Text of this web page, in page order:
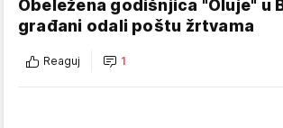
Obeležena godišnjica "Oluje" u
građani odali poštu žrtvama
Reaguj 1